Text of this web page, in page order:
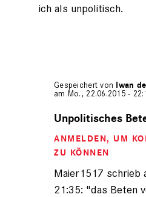
ich als unpolitisch.
Gespeichert von Iwan
am Mo., 22.06.2015 -
auf
Maier1517
(nicht
Unpolitisches
ANMELDEN, UM
ZU KÖNNEN
Maier1517 schrieb
21:35: "das Beten